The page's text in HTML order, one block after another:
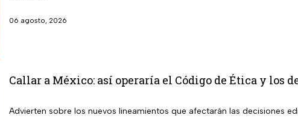
06 agosto, 2026
Callar a México: así operaría el Código de Ética y los
Advierten sobre los nuevos lineamientos que afectarán las decisiones